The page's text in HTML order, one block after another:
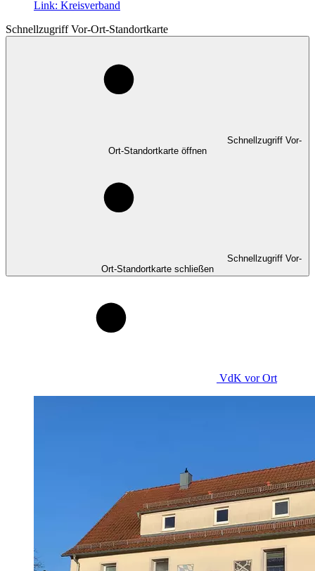
Link: Kreisverband
Schnellzugriff Vor-Ort-Standortkarte
Schnellzugriff Vor-
Ort-Standortkarte öffnen
Schnellzugriff Vor-
Ort-Standortkarte schließen
VdK vor Ort